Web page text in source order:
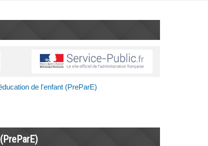
de l'enfant (PreParE)